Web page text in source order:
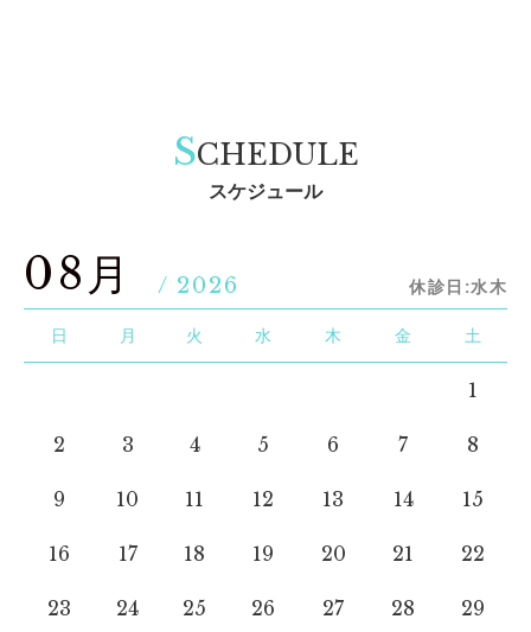
SCHEDULE
スケジュール
08月 / 2026 休診日:水木
日 月 火 水 木 金 土
1
2 3 4 5 6 7 8
9 10 11 12 13 14 15
16 17 18 19 20 21 22
23 24 25 26 27 28 29